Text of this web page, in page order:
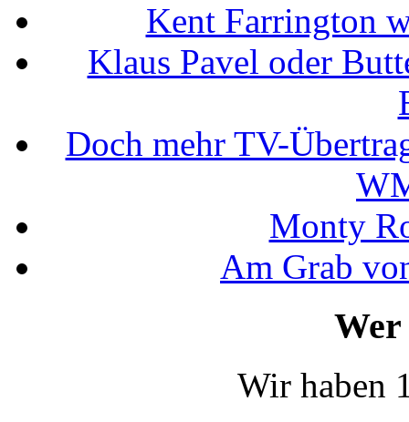
Kent Farrington
Klaus Pavel oder
Doch mehr TV-
Monty
Am Grab
Wir haben